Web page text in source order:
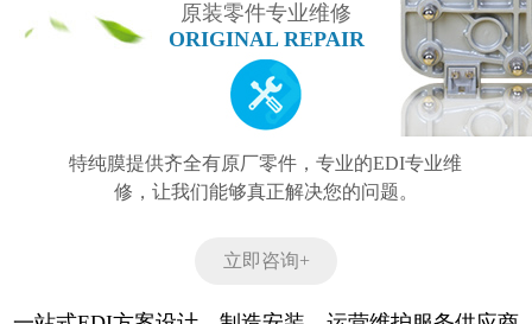
原装零件专业维修
ORIGINAL REPAIR
特纯膜提供齐全有原厂零件，专业的EDI专业维
修，让我们能够真正解决您的问题。
立即咨询+